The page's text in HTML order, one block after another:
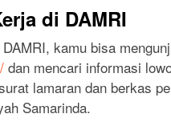
di DAMRI
kamu bisa
dan mencari informasi
lamaran dan berkas
Samarinda.